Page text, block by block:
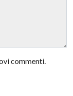
commenti.